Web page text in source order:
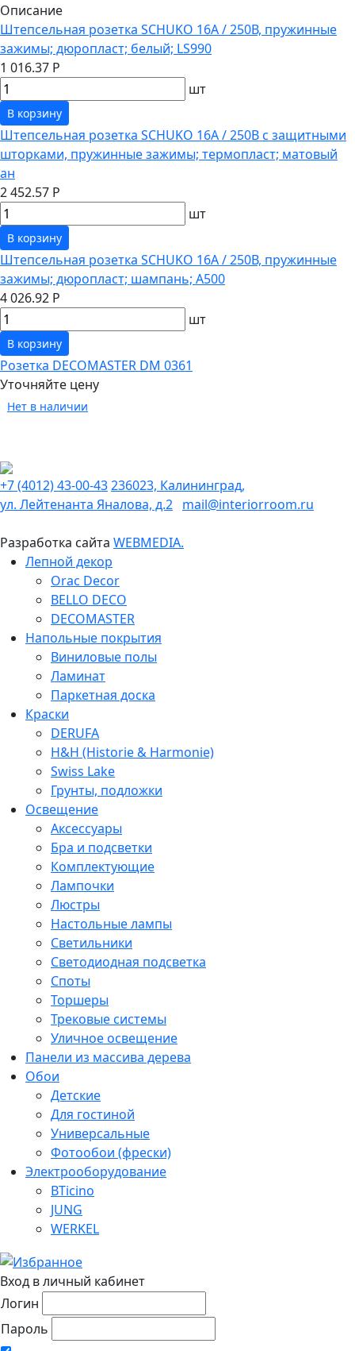
Описание
Штепсельная розетка SCHUKO 16А / 250В, пружинные
зажимы; дюропласт; белый; LS990
1 016.37 Р
шт
В корзину
Штепсельная розетка SCHUKO 16А / 250В с защитными
шторками, пружинные зажимы; термопласт; матовый
ан
2 452.57 Р
шт
В корзину
Штепсельная розетка SCHUKO 16А / 250В, пружинные
зажимы; дюропласт; шампань; A500
4 026.92 Р
шт
В корзину
Розетка DECOMASTER DM 0361
Уточняйте цену
Нет в наличии
+7 (4012) 43-00-43236023, Калининград,
ул. Лейтенанта Яналова, д.2 mail@interiorroom.ru
Разработка сайта WEBMEDIA.
Лепной декор
Orac Decor
BELLO DECO
DECOMASTER
Напольные покрытия
Виниловые полы
Ламинат
Паркетная доска
Краски
DERUFA
H&H (Historie & Harmonie)
Swiss Lake
Грунты, подложки
Освещение
Аксессуары
Бра и подсветки
Комплектующие
Лампочки
Люстры
Настольные лампы
Светильники
Светодиодная подсветка
Споты
Торшеры
Трековые системы
Уличное освещение
Панели из массива дерева
Обои
Детские
Для гостиной
Универсальные
Фотообои (фрески)
Электрооборудование
BTicino
JUNG
WERKEL
Вход в личный кабинет
Логин
Пароль